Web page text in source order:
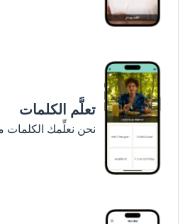
تعلَّم الكلمات
نحن نعلِّمك الكلمات